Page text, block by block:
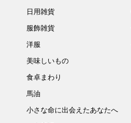
日用雑貨
服飾雑貨
洋服
美味しいもの
食卓まわり
馬油
小さな命に出会えたあなたへ